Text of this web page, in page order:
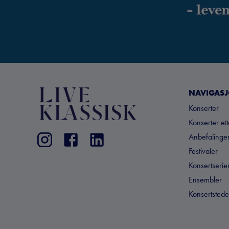
Konserter
Konserter
Festivaler
Ensembler